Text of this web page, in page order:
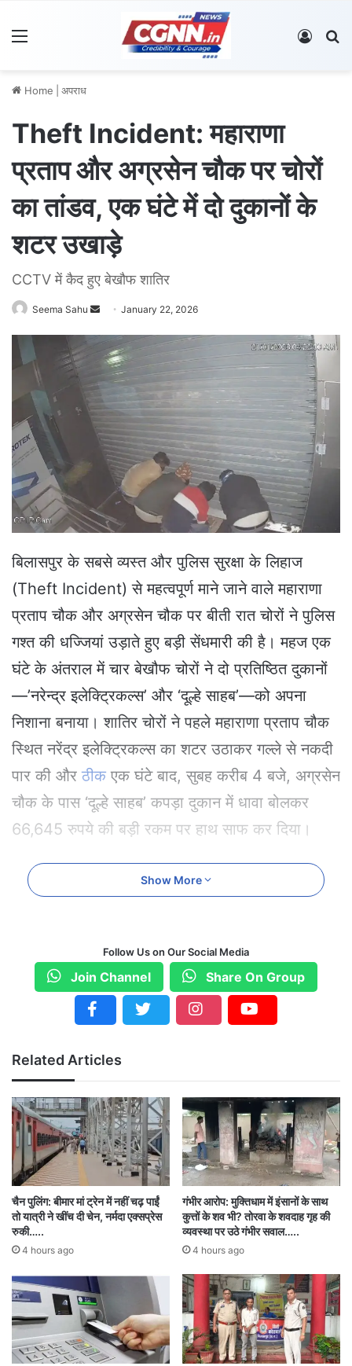
Log In
Home अपराध
Theft Incident: महाराणा
प्रताप और अग्रसेन चौक पर चोरों
का तांडव, एक घंटे में दो दुकानों के
शटर उखाड़े
CCTV में कैद हुए बेखौफ शातिर
Seema Sahu
d
a
n
m
January 22, 2026
बिलासपुर के सबसे व्यस्त और पुलिस सुरक्षा के लिहाज
(Theft Incident) से महत्वपूर्ण माने जाने वाले महाराणा
प्रताप चौक और अग्रसेन चौक पर बीती रात चोरों ने पुलिस
गश्त की धज्जियां उड़ाते हुए बड़ी सेंधमारी की है। महज एक
घंटे के अंतराल में चार बेखौफ चोरों ने दो प्रतिष्ठित दुकानों
—’नरेन्द्र इलेक्ट्रिकल्स’ और ‘दूल्हे साहब’—को अपना
निशाना बनाया। शातिर चोरों ने पहले महाराणा प्रताप चौक
स्थित नरेंद्र इलेक्ट्रिकल्स का शटर उठाकर गल्ले से नकदी
पार की औरठीक एक घंटे बाद, सुबह करीब 4 बजे, अग्रसेन
चौक के पास ‘दूल्हे साहब’ कपड़ा दुकान में धावा बोलकर
66,645 रुपये की बड़ी रकम पर हाथ साफ कर दिया।
हाई-प्रोफाइल गश्त पॉइंट्स के पास लाखों की चोरी, (Theft
Incident)
चोरी की यह पूरी वारदात सीसीटीवी कैमरों में कैद हो गई है,
जिसमें साफ देखा जा सकता है कि कैसे चार युवक बड़ी ही
सहजता से आते हैं, शटर उठाते हैं और टॉर्च की रोशनी में
होकर चोरी की घटना को अंजाम देते हैं। ताज्जुब की
बात यह है कि जिन क्षेत्रों में पुलिस की 24 घंटे मौजूदगी और
‘डायल 112’ की गश्त का दावा किया जाता है, वहां अपराधी
इतनी आसानी से वारदात कर निकल गए। हालांकि,
सीसीटीवी फुटेज पुलिस के हाथ लग चुकी हैं, लेकिन अब तक
चोरों का कोई सुराग नहीं मिल पाया है
Big News Bilaspur CHHATISGARH
Theft Incident
Show More
Follow Us on Our Social Media
Join Channel Share On Group
Related Articles
चैन पुलिंग: बीमार मां ट्रेन में नहीं चढ़ पाईं
तो यात्री ने खींच दी चेन, नर्मदा एक्सप्रेस
रुकी…..
4 hours ago
गंभीर आरोप: मुक्तिधाम में इंसानों के साथ
कुत्तों के शव भी? तोरवा के शवदाह गृह की
व्यवस्था पर उठे गंभीर सवाल…..
4 hours ago